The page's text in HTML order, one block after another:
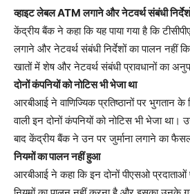
व्हाइट लेबल ATM लगाने और नेटवर्थ संबंधी
केंद्रीय बैंक ने कहा कि यह पाया गया है कि
लगाने और नेटवर्थ संबंधी निर्देशों का पालन नहीं
खातों में शेष और नेटवर्थ संबंधी प्रावधानों का
दोनों कंपनियों को नोटिस भी भेजा था
आरबीआई ने वाणिज्यिक प्रतिष्ठानों पर भुगतान
वाली इन दोनों कंपनियों को नोटिस भी भेजा था।
बाद केंद्रीय बैंक ने उन पर जुर्माना लगाने का
नियमों का पालन नहीं हुआ
आरबीआई ने कहा कि इन दोनों पीएसओ प्रदाताओं